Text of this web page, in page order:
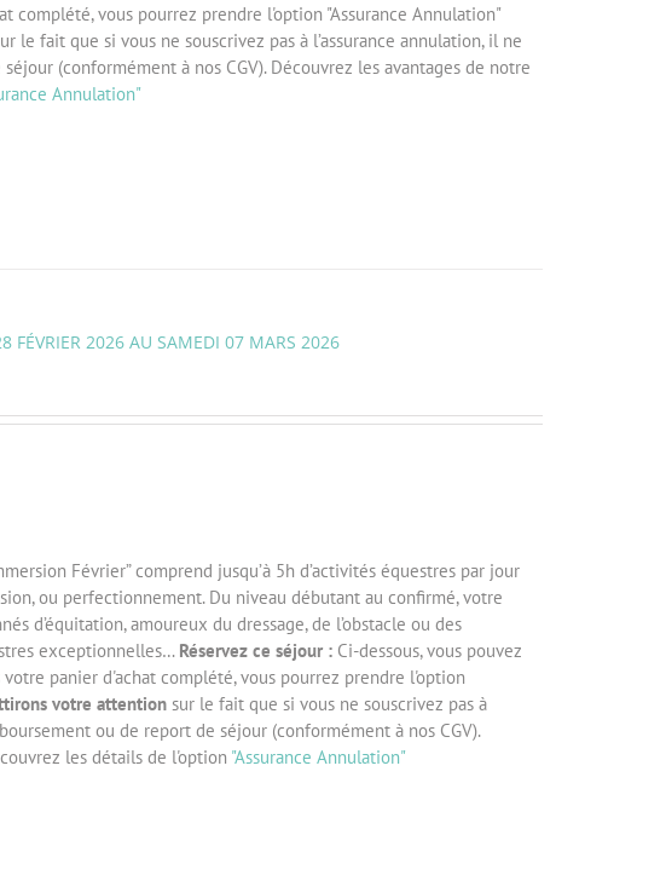
complété, vous pourrez prendre l'option "Assurance Annulation"
le fait que si vous ne souscrivez pas à l’assurance annulation, il ne
(conformément à nos CGV). Découvrez les avantages de notre
Annulation"
FÉVRIER 2026 AU SAMEDI 07 MARS 2026
Février” comprend jusqu’à 5h d’activités équestres par jour
ou perfectionnement. Du niveau débutant au confirmé, votre
d’équitation, amoureux du dressage, de l’obstacle ou des
exceptionnelles… Réservez ce séjour :Ci-dessous, vous pouvez
panier d'achat complété, vous pourrez prendre l'option
votre attentionsur le fait que si vous ne souscrivez pas à
ou de report de séjour (conformément à nos CGV).
les détails de l'option "Assurance Annulation"